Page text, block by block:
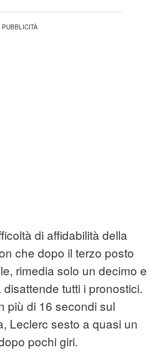
di affidabilità della
che dopo il terzo posto
rimedia solo un decimo e
tutti i pronostici.
più di 16 secondi sul
Leclerc sesto a quasi un
pochi giri.